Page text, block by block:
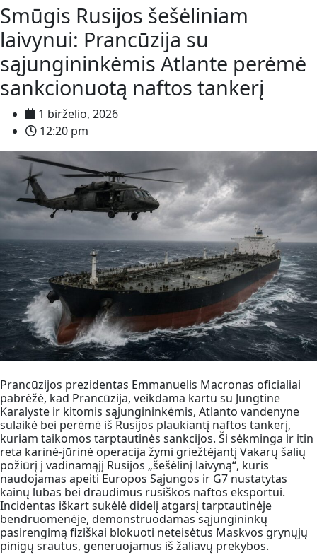
Smūgis Rusijos šešėliniam
laivynui: Prancūzija su
sąjungininkėmis Atlante perėmė
sankcionuotą naftos tankerį
1 birželio, 2026
12:20 pm
Prancūzijos prezidentas Emmanuelis Macronas oficialiai
pabrėžė, kad Prancūzija, veikdama kartu su Jungtine
Karalyste ir kitomis sąjungininkėmis, Atlanto vandenyne
sulaikė bei perėmė iš Rusijos plaukiantį naftos tankerį,
kuriam taikomos tarptautinės sankcijos. Ši sėkminga ir itin
reta karinė-jūrinė operacija žymi griežtėjantį Vakarų šalių
požiūrį į vadinamąjį Rusijos „šešėlinį laivyną“, kuris
naudojamas apeiti Europos Sąjungos ir G7 nustatytas
kainų lubas bei draudimus rusiškos naftos eksportui.
Incidentas iškart sukėlė didelį atgarsį tarptautinėje
bendruomenėje, demonstruodamas sąjungininkų
pasirengimą fiziškai blokuoti neteisėtus Maskvos grynųjų
pinigų srautus, generuojamus iš žaliavų prekybos.